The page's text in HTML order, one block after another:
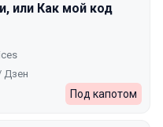
или Как мой код
Дзен
Под капотом